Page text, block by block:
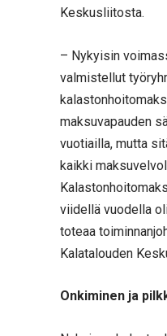
Keskusliitosta.
– Nykyisin
valmistellut
maksuvapauden
vuotiailla, mutta
kaikki
viidellä vuodella
toteaa
Kalatalouden
Onkiminen ja